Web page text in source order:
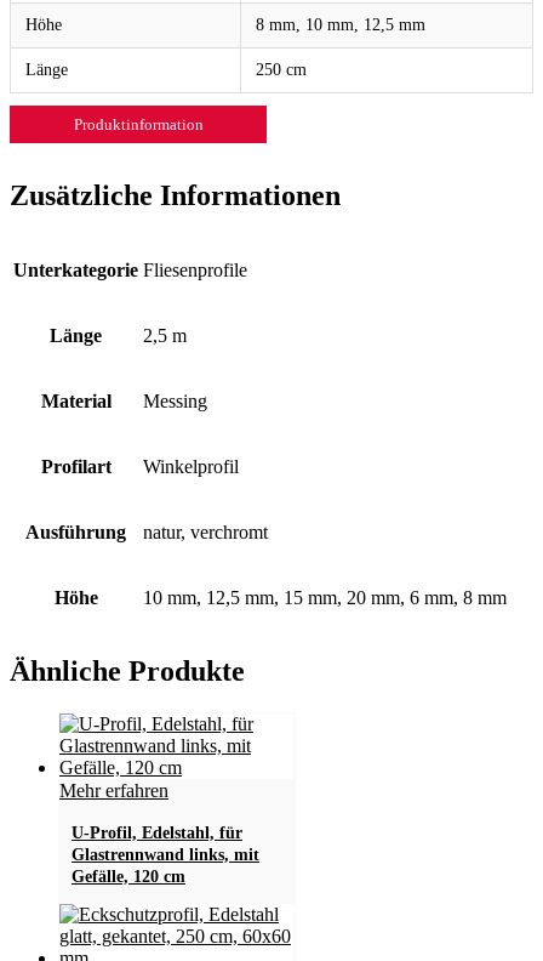
Höhe 8 mm, 10 mm, 12,5 mm
Länge 250 cm
Produktinformation
Zusätzliche Informationen
Unterkategorie Fliesenprofile
Länge 2,5 m
Material Messing
Profilart Winkelprofil
Ausführung natur, verchromt
Höhe 10 mm, 12,5 mm, 15 mm, 20 mm, 6 mm, 8 mm
Ähnliche Produkte
Mehr erfahren
U-Profil, Edelstahl, für
Glastrennwand links, mit
Gefälle, 120 cm